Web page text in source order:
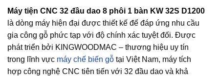
Máy tiện CNC 32 đầu dao 8 phôi 1 bàn KW 32S D1200
là dòng máy hiện đại được thiết kế để đáp ứng nhu cầu
gia công gỗ phức tạp với độ chính xác tuyệt đối. Được
phát triển bởi KINGWOODMAC – thương hiệu uy tín
trong lĩnh vực máy chế biến gỗ tại Việt Nam, máy tích
hợp công nghệ CNC tiên tiến với 32 đầu dao và khả